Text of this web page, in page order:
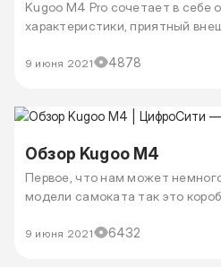
Kugoo M4 Pro сочетает в себе
характеристики, приятный
9 июня 2021 4878
Обзор Kugoo M4
Первое, что нам может
модели самоката так это
9 июня 2021 6432